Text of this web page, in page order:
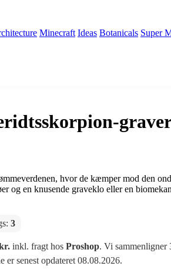
Minecraft Ideas Botanicals Super
hvor de kæmper mod den
og en knusende graveklo eller en
3
inkl. fragt hos Proshop. Vi sammenligner
er senest opdateret 08.08.2026.